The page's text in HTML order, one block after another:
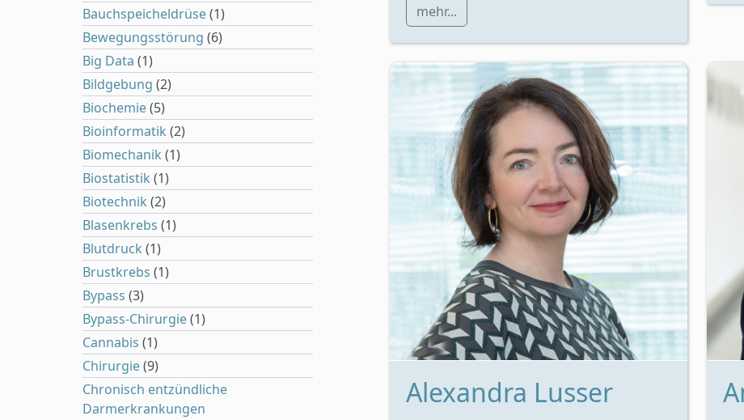
mehr...
Alexandra Lusser
Bauchspeicheldrüse(1)
Bewegungsstörung (6)
Big Data (1)
Bildgebung (2)
Biochemie(5)
Bioinformatik (2)
Biomechanik (1)
Biostatistik (1)
Biotechnik (2)
Blasenkrebs (1)
Blutdruck (1)
Brustkrebs (1)
Bypass (3)
Bypass-Chirurgie(1)
Cannabis (1)
Chirurgie(9)
Chronisch entzündliche
Darmerkrankungen